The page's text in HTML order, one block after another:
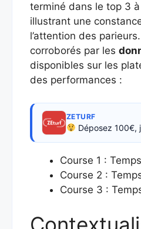
terminé dans le top 3
illustrant une
l’attention des
corroborés par les
disponibles sur les
des performances :
ZETURF
Déposez 100€,
Course 1 :
Course 2 :
Course 3 :